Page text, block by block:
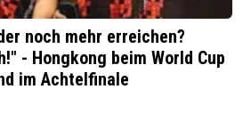
noch mehr erreichen?
- Hongkong beim World Cup
im Achtelfinale